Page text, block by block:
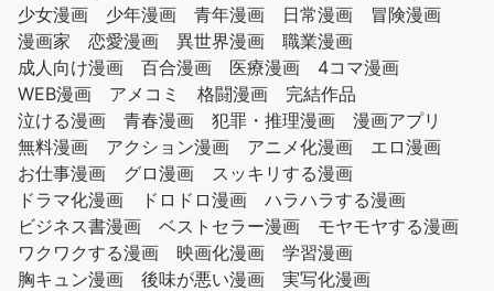
少女漫画
少年漫画 青年漫画 日常漫画
冒険漫画
漫画家
恋愛漫画 異世界漫画
職業漫画
成人向け漫画
百合漫画 医療漫画
4コマ漫画
WEB漫画
アメコミ 格闘漫画
完結作品
泣ける漫画
青春漫画 犯罪・推理漫画
漫画アプリ
無料漫画
アクション漫画 アニメ化漫画
エロ漫画
お仕事漫画
グロ漫画
スッキリする漫画
ドラマ化漫画
ドロドロ漫画
ハラハラする漫画
ビジネス書漫画
ベストセラー漫画
モヤモヤする漫画
ワクワクする漫画
映画化漫画
学習漫画
胸キュン漫画
後味が悪い漫画
実写化漫画